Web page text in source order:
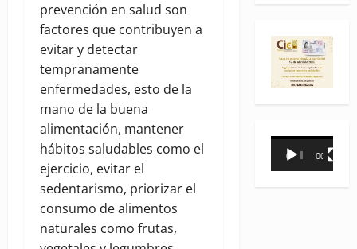
prevención en salud son
factores que contribuyen a
evitar y detectar
tempranamente
enfermedades, esto de la
mano de la buena
alimentación, mantener
hábitos saludables como el
ejercicio, evitar el
sedentarismo, priorizar el
consumo de alimentos
naturales como frutas,
Reproductor
00:00 00:31